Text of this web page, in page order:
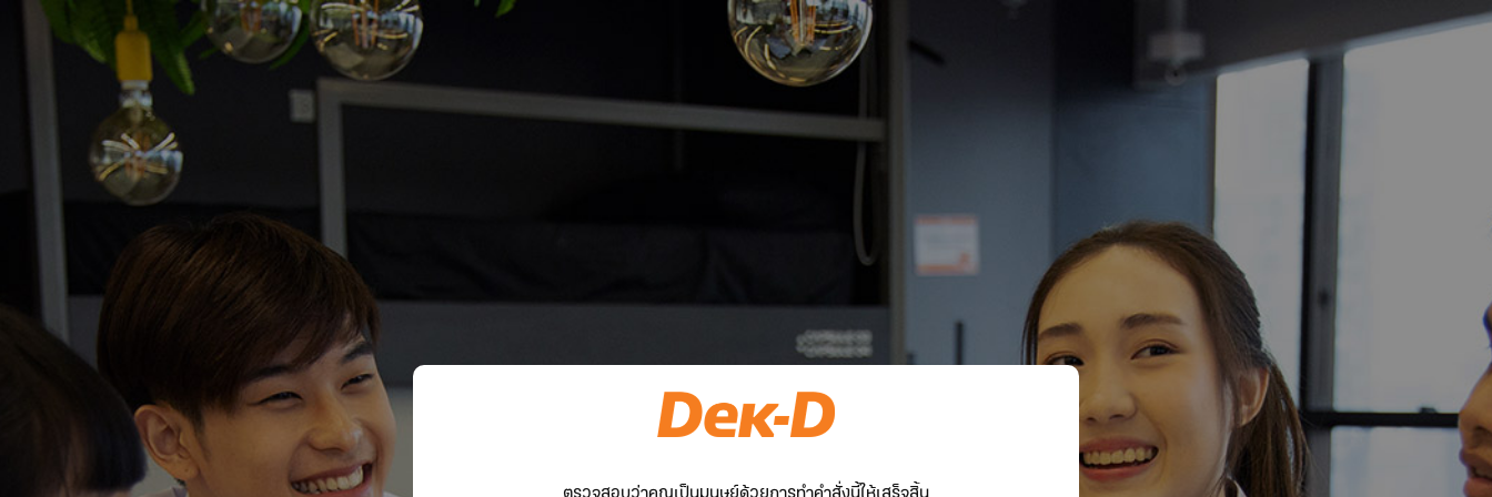
ตรวจสอบว่าคุณเป็นมนุษย์ด้วยการทำคำสั่งนี้ให้เสร็จสิ้น